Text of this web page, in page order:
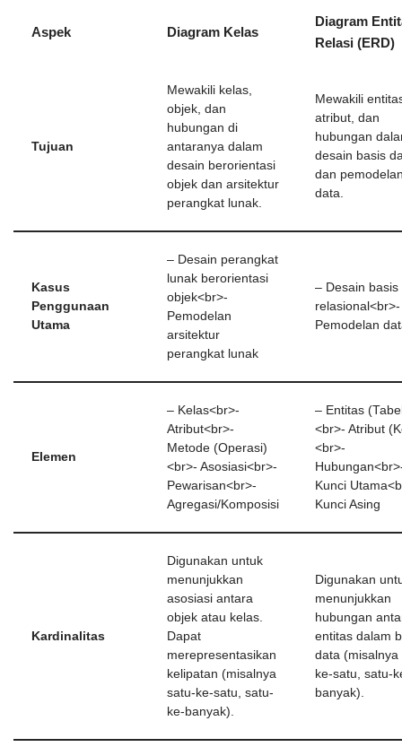
Aspek Diagram Kelas
Diagram
Relasi (ERD)
Tujuan
Mewakili kelas,
objek, dan
hubungan di
antaranya dalam
desain berorientasi
objek dan arsitektur
perangkat lunak.
Mewakili
atribut, dan
hubungan
desain basis
dan
data.
Kasus
Penggunaan
Utama
– Desain perangkat
lunak berorientasi
objek<br>-
Pemodelan
arsitektur
perangkat lunak
– Desain basis
relasional<br>-
Pemodelan
Elemen
– Kelas<br>-
Atribut<br>-
Metode (Operasi)
<br>- Asosiasi<br>-
Pewarisan<br>-
Agregasi/Komposisi
– Entitas
<br>- Atribut
<br>-
Kunci
Kunci Asing
Kardinalitas
Digunakan untuk
menunjukkan
asosiasi antara
objek atau kelas.
Dapat
merepresentasikan
kelipatan (misalnya
satu-ke-satu, satu-
ke-banyak).
Digunakan
menunjukkan
hubungan
entitas dalam
data (misalnya
ke-satu, satu-
banyak).